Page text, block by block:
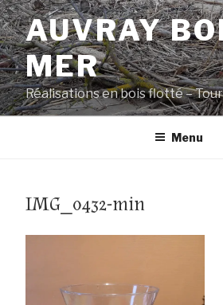
Aller
au
contenu
principal
AUVRAY
MER
Réalisations en bois flotté –
Menu
IMG_0432-min